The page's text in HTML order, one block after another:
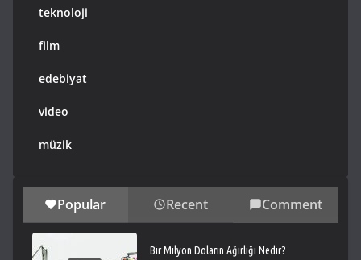
teknoloji
film
edebiyat
video
müzik
Popular Recent Comment
Bir Milyon Doların Ağırlığı Nedir?